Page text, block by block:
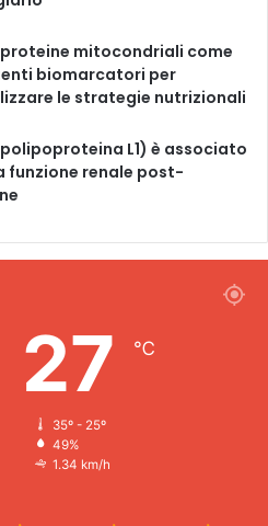
​​mitocondriali come
biomarcatori per
le strategie nutrizionali
L1) è associato
funzione renale post-
27 ℃
35º - 25º
49%
1.34 km/h